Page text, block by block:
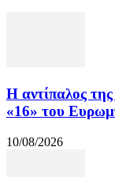
Η αντίπαλος
«16» του
10/08/2026